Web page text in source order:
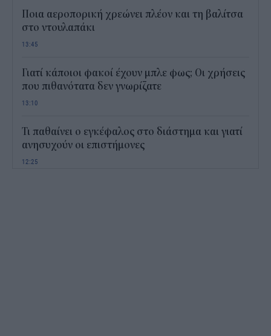
Ποια αεροπορική χρεώνει πλέον και τη βαλίτσα
στο ντουλαπάκι
13:45
Γιατί κάποιοι φακοί έχουν μπλε φως; Οι χρήσεις
που πιθανότατα δεν γνωρίζατε
13:10
Τι παθαίνει ο εγκέφαλος στο διάστημα και γιατί
ανησυχούν οι επιστήμονες
12:25